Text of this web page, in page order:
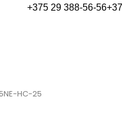
+375 29 388-56-56
HC-25